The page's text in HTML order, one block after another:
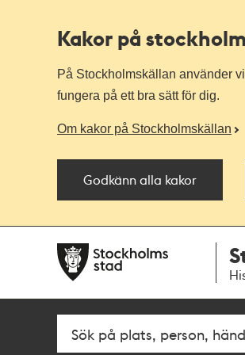
Kakor på
På Stockholmskällan använder
fungera på ett bra sätt för dig.
Om kakor på Stockholmskällan
Godkänn alla kakor
navigationen
huvudinnehållet
Fritextsök